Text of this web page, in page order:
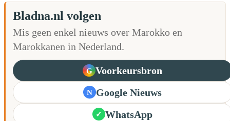
Bladna.nl volgen
Mis geen enkel nieuws over Marokko en
Marokkanen in Nederland.
G Voorkeursbron
N Google Nieuws
✓ WhatsApp